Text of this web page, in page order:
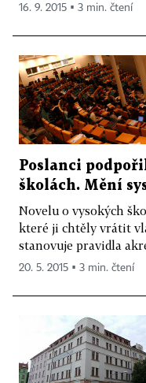
16. 9. 2015 ▪ 3 min. čtení
Poslanci
školách. Mění
Novelu o vysokých
které ji chtěly vrátit
stanovuje pravidla
20. 5. 2015 ▪ 3 min. čtení